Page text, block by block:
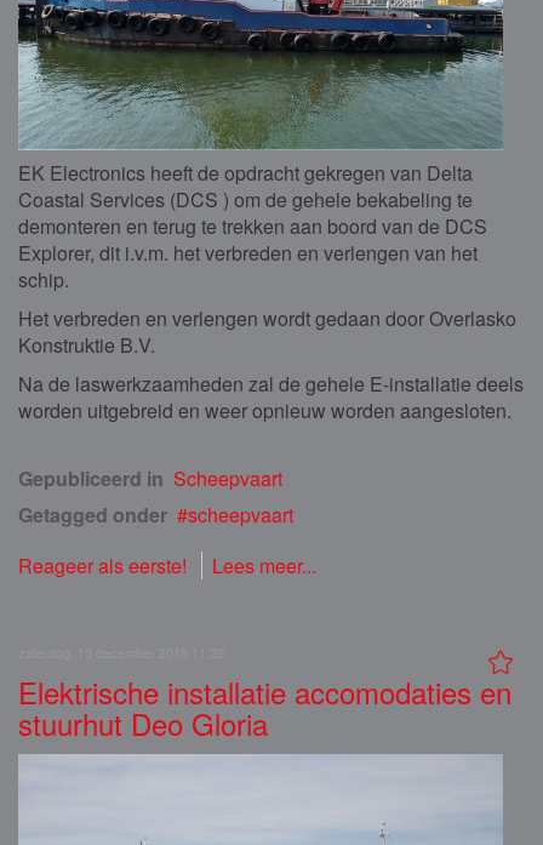
EK Electronics heeft de opdracht gekregen van Delta
Coastal Services (DCS ) om de gehele bekabeling te
demonteren en terug te trekken aan boord van de DCS
Explorer, dit i.v.m. het verbreden en verlengen van het
schip.
Het verbreden en verlengen wordt gedaan door Overlasko
Konstruktie B.V.
Na de laswerkzaamheden zal de gehele E-installatie deels
worden uitgebreid en weer opnieuw worden aangesloten.
Gepubliceerd in Scheepvaart
Getagged onder
scheepvaart
Reageer als eerste!
Lees meer...
Elektrische installatie accomodaties en
stuurhut Deo Gloria